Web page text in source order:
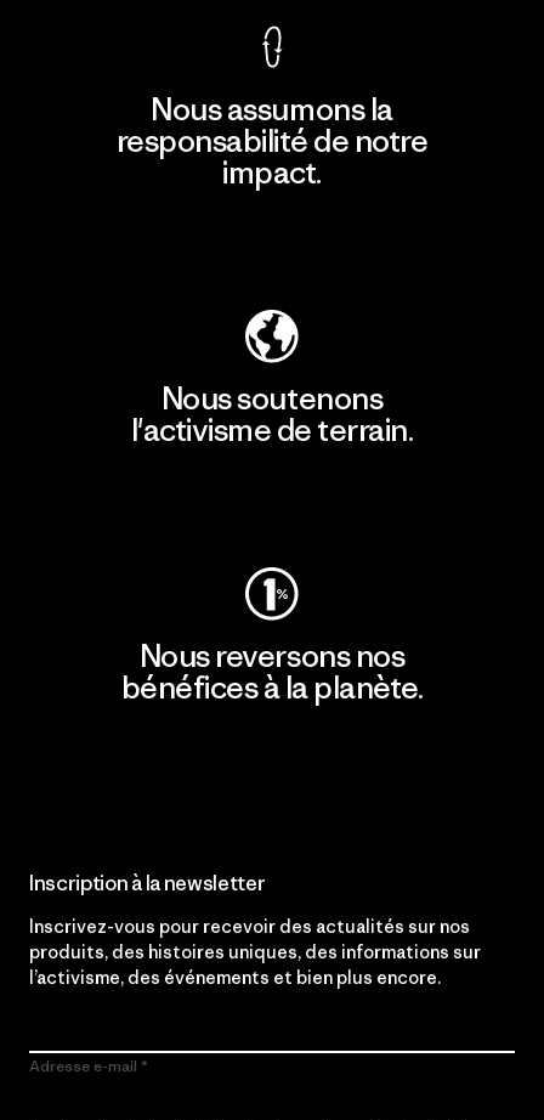
Nous assumons la
responsabilité de notre
impact.
Nous soutenons
l'activisme de terrain.
Nous reversons nos
bénéfices à la planète.
Inscription à la newsletter
Inscrivez-vous pour recevoir des actualités sur nos
produits, des histoires uniques, des informations sur
l’activisme, des événements et bien plus encore.
Adresse e-mail